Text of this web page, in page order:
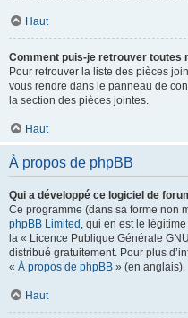
Haut
Comment puis-je retrouver toutes
Pour retrouver la liste des pièces
vous rendre dans le panneau de
la section des pièces jointes.
Haut
À propos de phpBB
Qui a développé ce logiciel de
Ce programme (dans sa forme non
phpBB Limited , qui en est le
la « Licence Publique Générale
distribué gratuitement. Pour plus
« À propos de phpBB » (en anglais).
Haut